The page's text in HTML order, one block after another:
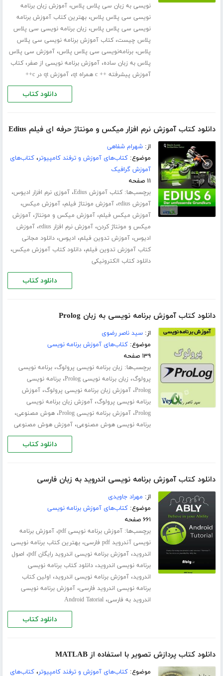
نویسی به زبان سی پلاس پلاس،آموزش زبان برنامه
نویسی سی پلاس پلاس،بهترین کتاب آموزش برنامه
نویسی سی پلاس پلاس، زبان برنامه نویسی سی پلاس
پلاس چیست،کتاب آموزش برنامه نویسی سی پلاس
پلاس،برنامه‌نویسی سی پلاس پلاس،آموزش سی پلاس
پلاس به زبان ساده،آموزش برنامه نویسی از صفر،کتاب
آموزش پیشرفته ++ c همراه qt
،آموزش qt در c++
دانلود کتاب
دانلود کتاب آموزش نرم افزار میکس و مونتاژ حرفه ای فیلم Edius
از:شهرام شفاهی
موضوع:کتاب‌های آموزش و ترفند کامپیوتر،کتاب‌های
آموزش گرافیک
۱۱ صفحه
برچسب‌ها:کتاب آموزش Edius ،آموزی نرم افزار ادیوس،
آموزش edius ،آموزش مونتاژ فیلم،آموزش میکس،
آموزش میکس فیلم،آموزش میکس و مونتاژ،آموزش
میکس و مونتاژ کردن،آموزش نرم افزار edius ،آموزش
ادیوس،آموزش تدوین فیلم، ادیوس،دانلود مجانی
کتاب آموزش تدوین فیلم،دانلود کتاب آموزش میکس،
دانلود کتاب الکترونیکی
دانلود کتاب
دانلود کتاب آموزش برنامه نویسی به زبان Prolog
از:سید ناصر رضوی
موضوع:کتاب‌های آموزش برنامه نویسی
۱۳۹ صفحه
برچسب‌ها: زبان برنامه نویسی پرولوگ،برنامه نویسی
پرولوگ، زبان برنامه نویسی Prolog ،برنامه نویسی
Prolog،آموزش زبان برنامه نویسی پرولوگ،آموزش
برنامه نویسی پرولوگ،آموزش زبان برنامه نویسی
Prolog،آموزش برنامه نویسی Prolog ،هوش مصنوعی،
برنامه نویسی هوش مصنوعی،آموزش هوش مصنوعی
دانلود کتاب
دانلود کتاب آموزش برنامه نویسی اندروید به زبان فارسی
از: مهراد جاویدی
موضوع:کتاب‌های آموزش برنامه نویسی
۶۶۱ صفحه
برچسب‌ها:آموزش برنامه نویسی pdf ،آموزش برنامه
نویسی آندروید pdf فارسی
،بهترین کتاب برنامه نویسی
اندروید،آموزش برنامه نویسی اندروید رایگان pdf ، اصول
برنامه نویسی اندروید،دانلود کتاب برنامه نویسی
اندروید،آموزش برنامه نویسی اندروید، اولین کتاب
برنامه نویسی اندروید فارسی،آموزش برنامه نویسی
اندروید به فارسی،Android Tatorial
دانلود کتاب
دانلود کتاب پردازش تصویر با استفاده از MATLAB
موضوع:کتاب‌های آموزش و ترفند کامپیوتر،کتاب‌های